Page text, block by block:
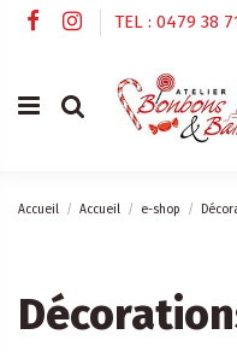
TEL : 0479 38
Accueil Accueil e-shop